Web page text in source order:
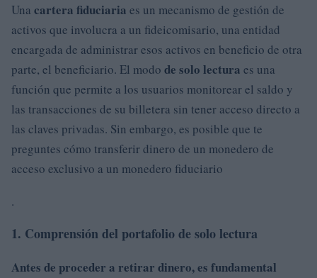
Una cartera fiduciaria es un mecanismo de gestión de
activos que involucra a un fideicomisario, una entidad
encargada de administrar esos activos en beneficio de otra
parte, el beneficiario. El modo de solo lectura es una
función que permite a los usuarios monitorear el saldo y
las transacciones de su billetera sin tener acceso directo a
las claves privadas. Sin embargo, es posible que te
preguntes cómo transferir dinero de un monedero de
acceso exclusivo a un monedero fiduciario
.
1. Comprensión del portafolio de solo lectura
Antes de proceder a retirar dinero, es fundamental